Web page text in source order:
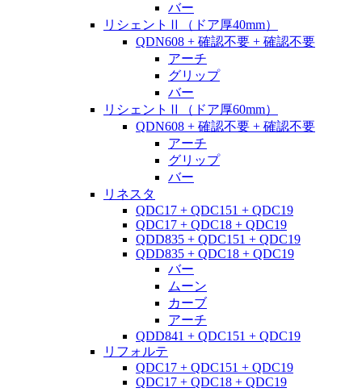
バー
リシェントⅡ（ドア厚40mm）
QDN608 + 確認不要 + 確認不要
アーチ
グリップ
バー
リシェントⅡ（ドア厚60mm）
QDN608 + 確認不要 + 確認不要
アーチ
グリップ
バー
リネスタ
QDC17 + QDC151 + QDC19
QDC17 + QDC18 + QDC19
QDD835 + QDC151 + QDC19
QDD835 + QDC18 + QDC19
バー
ムーン
カーブ
アーチ
QDD841 + QDC151 + QDC19
リフォルテ
QDC17 + QDC151 + QDC19
QDC17 + QDC18 + QDC19